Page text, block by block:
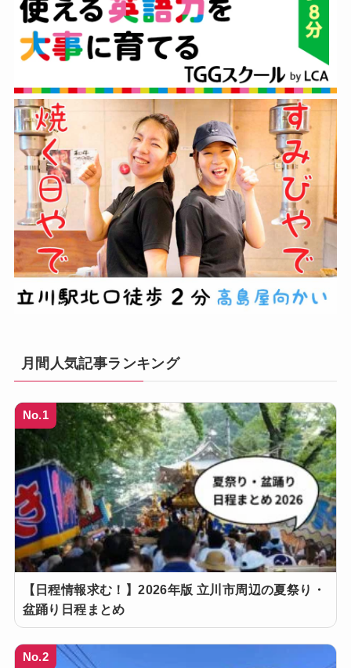
月間人気記事ランキング
No.1
【日程情報求む！】2026年版 立川市周辺の夏祭り・
盆踊り日程まとめ
No.2